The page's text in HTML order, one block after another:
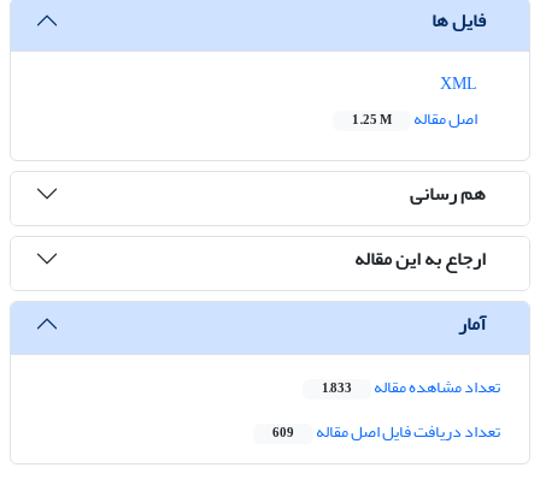
فایل ها
اصل مقاله
1.25 M
هم رسانی
ارجاع به این مقاله
آمار
تعداد مشاهده مقاله 1,833
تعداد دریافت فایل اصل مقاله 609